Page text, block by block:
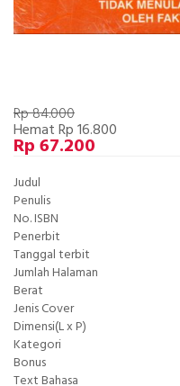
Rp 84.000
Hemat Rp 16.800
Rp 67.200
Judul
Penulis
No. ISBN
Penerbit
Tanggal terbit
Jumlah Halaman
Berat
Jenis Cover
Dimensi(L x P)
Kategori
Bonus
Text Bahasa